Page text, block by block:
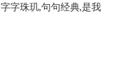
字珠玑,句句经典,是我